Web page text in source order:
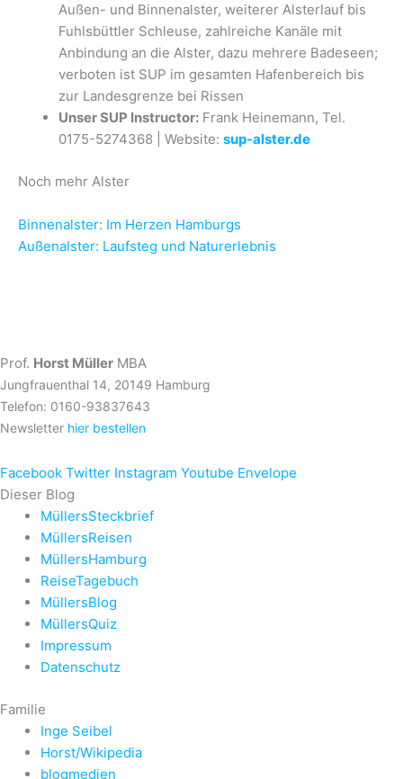
Außen- und Binnenalster, weiterer Alsterlauf bis
Fuhlsbüttler Schleuse, zahlreiche Kanäle mit
Anbindung an die Alster, dazu mehrere Badeseen;
verboten ist SUP im gesamten Hafenbereich bis
zur Landesgrenze bei Rissen
Unser SUP Instructor: Frank Heinemann, Tel.
0175-5274368 | Website: sup-alster.de
Noch mehr Alster
Binnenalster: Im Herzen Hamburgs
Außenalster: Laufsteg und Naturerlebnis
Prof. Horst Müller MBA
Jungfrauenthal 14, 20149 Hamburg
Telefon: 0160-93837643
Newsletter hier bestellen
Facebook Twitter Instagram Youtube Envelope
Dieser Blog
MüllersSteckbrief
MüllersReisen
MüllersHamburg
ReiseTagebuch
MüllersBlog
MüllersQuiz
Impressum
Datenschutz
Familie
Inge Seibel
Horst/Wikipedia
blogmedien